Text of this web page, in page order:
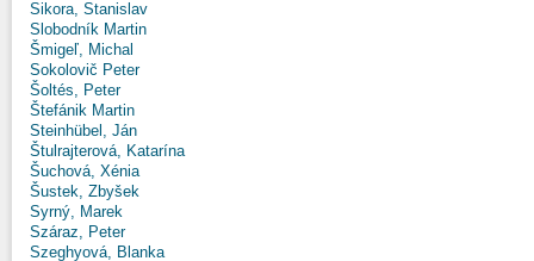
Sikora, Stanislav
Slobodník Martin
Šmigeľ, Michal
Sokolovič Peter
Šoltés, Peter
Štefánik Martin
Steinhübel, Ján
Štulrajterová, Katarína
Šuchová, Xénia
Šustek, Zbyšek
Syrný, Marek
Száraz, Peter
Szeghyová, Blanka